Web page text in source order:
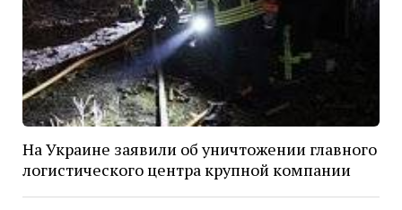
На Украине заявили об уничтожении главного
логистического центра крупной компании